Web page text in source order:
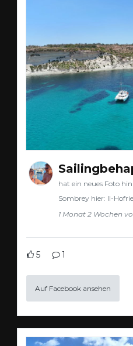
hat ein neues Foto
Sombrey hier: Il-
1 Monat 2 Wochen
5 1
Auf Facebook ansehen